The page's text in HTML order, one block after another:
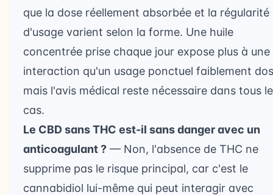
que la dose réellement absorbée et la régularité
d'usage varient selon la forme. Une huile
concentrée prise chaque jour expose plus à une
interaction qu'un usage ponctuel faiblement
mais l'avis médical reste nécessaire dans tous
cas.
Le CBD sans THC est-il sans danger avec un
anticoagulant ? — Non, l'absence de THC ne
supprime pas le risque principal, car c'est le
cannabidiol lui-même qui peut interagir avec